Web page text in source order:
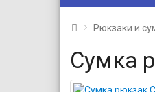
Рюкзаки и
Сумка